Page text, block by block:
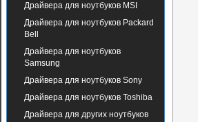
Драйвера для ноутбуков MSI
Драйвера для ноутбуков Packard
Bell
Драйвера для ноутбуков
Samsung
Драйвера для ноутбуков Sony
Драйвера для ноутбуков Toshiba
Драйвера для других ноутбуков